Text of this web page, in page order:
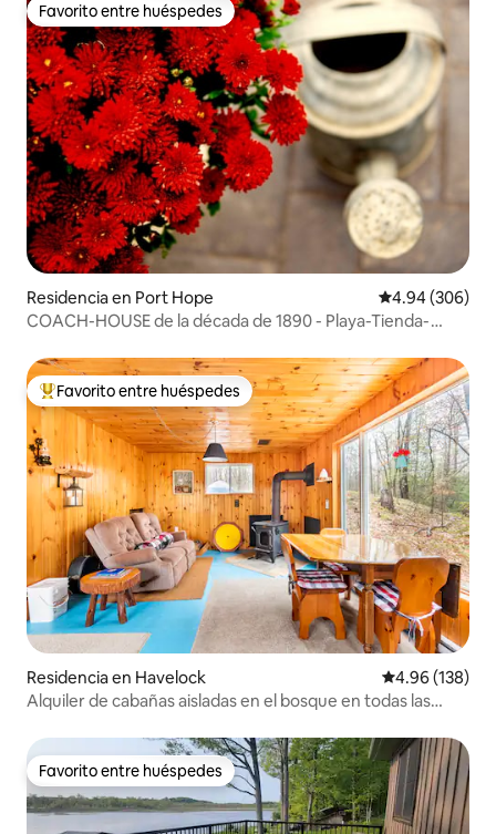
Favorito entre huéspedes
Favorito entre huéspedes
Residencia en Port Hope Calificación
4.94 (306)
COACH-HOUSE de la década de 1890 - Playa-Tienda-
De los mejores en Favorito entre huéspedes
Favorito entre huéspedes
Residencia en Havelock Calificación
4.96 (138)
Alquiler de cabañas aisladas en el bosque en todas las
Favorito entre huéspedes
Favorito entre huéspedes